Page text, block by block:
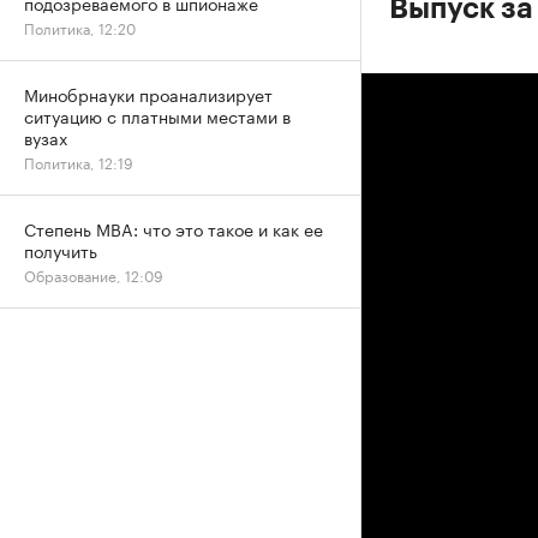
Выпуск
Политика, 12:20
Минобрнауки проанализирует
ситуацию с платными местами в
вузах
Политика, 12:19
Степень MBA: что это такое и как ее
получить
Образование, 12:09